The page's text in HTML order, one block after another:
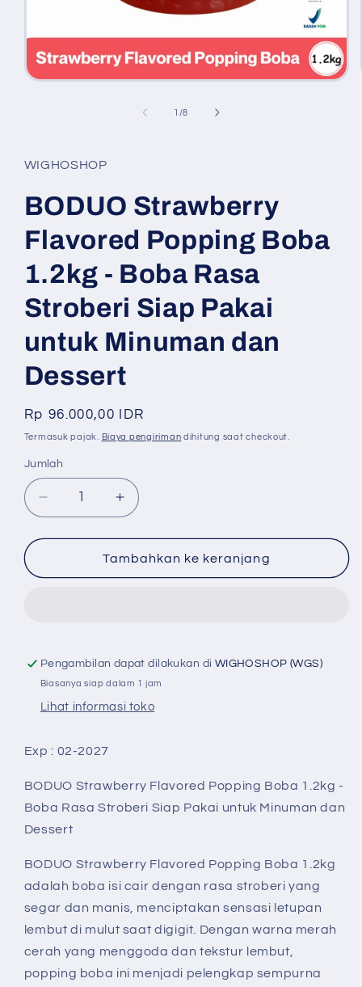
1 /dari
8
WIGHOSHOP
BODUO Strawberry
Flavored Popping Boba
1.2kg - Boba Rasa
Stroberi Siap Pakai
untuk Minuman dan
Dessert
Harga
reguler
Rp 96.000,00 IDR
Termasuk pajak. Biaya pengiriman dihitung saat checkout.
Jumlah
Jumlah
Kurangi
jumlah
untuk
Strawberry
-
Boba
Rasa
Stroberi
Pakai
Minuman
dan
Dessert
Tambah
jumlah
untuk
BODUO
Strawberry
-
Boba
Rasa
Stroberi
Minuman
dan
Tambahkan ke keranjang
Pengambilan dapat dilakukan di WIGHOSHOP (WGS)
Biasanya siap dalam 1 jam
Lihat informasi toko
Exp : 02-2027
BODUO Strawberry Flavored Popping Boba 1.2kg -
Boba Rasa Stroberi Siap Pakai untuk Minuman dan
Dessert
BODUO Strawberry Flavored Popping Boba 1.2kg
adalah boba isi cair dengan rasa stroberi yang
segar dan manis, menciptakan sensasi letupan
lembut di mulut saat digigit. Dengan warna merah
cerah yang menggoda dan tekstur lembut,
popping boba ini menjadi pelengkap sempurna